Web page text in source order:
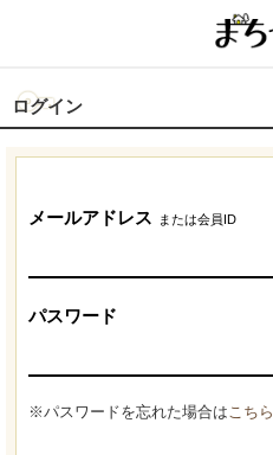
ログイン
メールアドレス または会員ID
パスワード
※パスワードを忘れた場合はこちら